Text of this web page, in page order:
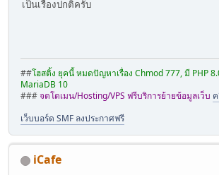
เป็นเรื่องปกติครับ
##โฮสติ้ง ยุคนี้ หมดปัญหาเรื่อง Chmod 777, มี PHP
MariaDB 10
###จดโดเมน/Hosting/VPS ฟรีบริการย้ายข้อมูลเว็บ
เว็บบอร์ด SMF ลงประกาศฟรี
iCafe